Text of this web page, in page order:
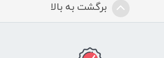
برگشت به بالا